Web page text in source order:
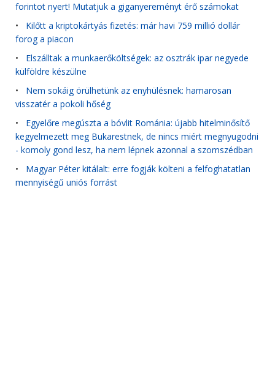
forintot nyert! Mutatjuk a giganyereményt érő számokat
• Kilőtt a kriptokártyás fizetés: már havi 759 millió dollár
forog a piacon
• Elszálltak a munkaerőköltségek: az osztrák ipar negyede
külföldre készülne
• Nem sokáig örülhetünk az enyhülésnek: hamarosan
visszatér a pokoli hőség
• Egyelőre megúszta a bóvlit Románia: újabb hitelminősítő
kegyelmezett meg Bukarestnek, de nincs miért megnyugodni
- komoly gond lesz, ha nem lépnek azonnal a szomszédban
• Magyar Péter kitálalt: erre fogják költeni a felfoghatatlan
mennyiségű uniós forrást